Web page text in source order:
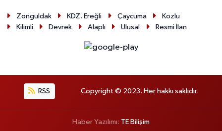
Zonguldak KDZ. Ereğli Çaycuma
Kozlu
Kilimli
Devrek Alaplı Ulusal Resmi İlan
RSS Copyright © 2023. Her hakkı saklıdır.
Haber Yazılımı: TE Bilişim